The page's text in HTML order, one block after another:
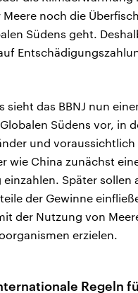
noch die
Südens geht.
sieht das BBNJ nun
Südens vor, in
und voraussichtlich
wie China zunächst
einzahlen. Später sollen
der Gewinne
der Nutzung von
erzielen.
Regeln